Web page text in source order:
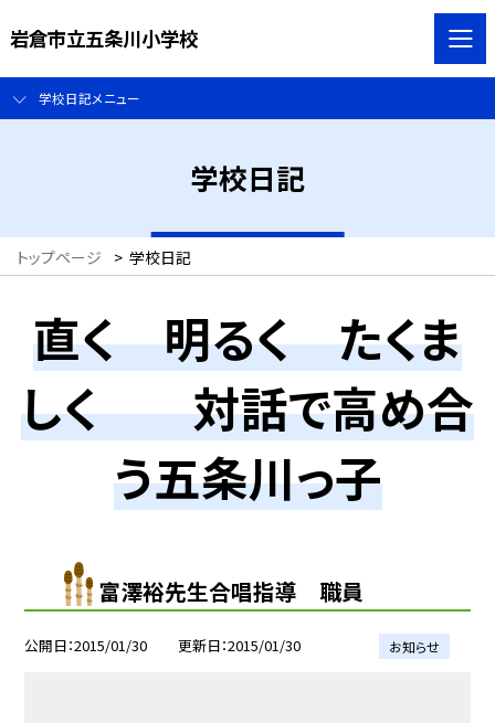
岩倉市立五条川小学校
学校日記メニュー
学校日記
トップページ > 学校日記
直く 明るく たくま
しく 対話で高め合
う五条川っ子
富澤裕先生合唱指導 職員
公開日 2015/01/30 更新日 2015/01/30 お知らせ